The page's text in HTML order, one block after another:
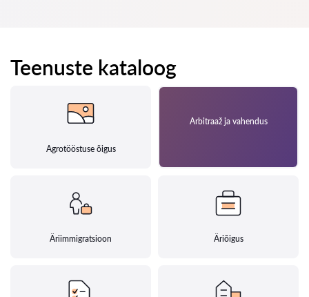
Teenuste kataloog
Agrotööstuse õigus
Arbitraaž ja vahendus
Äriimmigratsioon Äriõigus